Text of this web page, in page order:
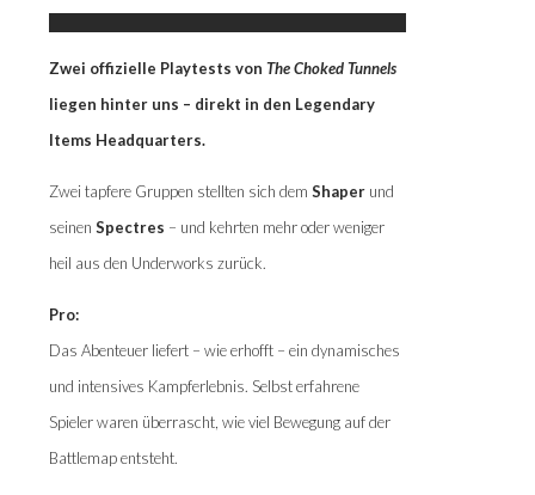
Zwei offizielle Playtests von The Choked Tunnels
liegen hinter uns – direkt in den Legendary
Items Headquarters.
Zwei tapfere Gruppen stellten sich dem Shaper und
seinen Spectres – und kehrten mehr oder weniger
heil aus den Underworks zurück.
Pro:
Das Abenteuer liefert – wie erhofft – ein dynamisches
und intensives Kampferlebnis. Selbst erfahrene
Spieler waren überrascht, wie viel Bewegung auf der
Battlemap entsteht.